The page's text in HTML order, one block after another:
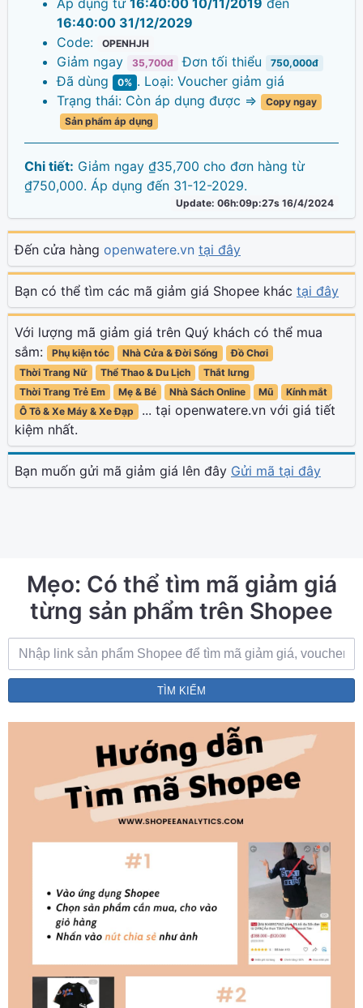
Áp dụng từ 16:40:00 10/11/2019 đến
16:40:00 31/12/2029
Code:
OPENHJH
Giảm ngay 35,700đ Đơn tối thiểu 750,000đ
Đã dùng 0% . Loại: Voucher giảm giá
Trạng thái: Còn áp dụng được =>
Copy ngay
Sản phẩm áp dụng
Chi tiết: Giảm ngay ₫35,700 cho đơn hàng từ
₫750,000. Áp dụng đến 31-12-2029.
Update: 06h:09p:27s 16/4/2024
Đến cửa hàng openwatere.vn tại đây
Bạn có thể tìm các mã giảm giá Shopee khác tại đây
Với lượng mã giảm giá trên Quý khách có thể mua
sắm:
Phụ kiện tóc Nhà Cửa & Đời Sống
Đồ Chơi
Thời Trang Nữ
Thể Thao & Du Lịch
Thắt lưng
Thời Trang Trẻ Em
Mẹ & Bé Nhà Sách Online Mũ
Kính mắt
Ô Tô & Xe Máy & Xe Đạp
... tại openwatere.vn với giá tiết
kiệm nhất.
Bạn muốn gửi mã giảm giá lên đây Gửi mã tại đây
Mẹo: Có thể tìm mã giảm giá
từng sản phẩm trên Shopee
TÌM KIẾM